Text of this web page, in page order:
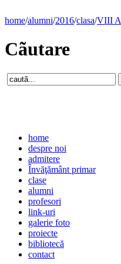
home/alumni/2016/clasa/VIII A
Cãutare
home
despre noi
admitere
Învăţământ primar
clase
alumni
profesori
link-uri
galerie foto
proiecte
bibliotecă
contact